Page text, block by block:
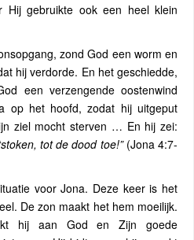
Hij gebruikte ook een heel klein
zond God een worm en
hij verdorde. En het geschiedde,
een verzengende oostenwind
op het hoofd, zodat hij uitgeput
ziel mocht sterven … En hij zei:
tot de dood toe!”(Jona 4:7-
voor Jona. Deze keer is het
De zon maakt het hem moeilijk.
hij aan God en Zijn goede